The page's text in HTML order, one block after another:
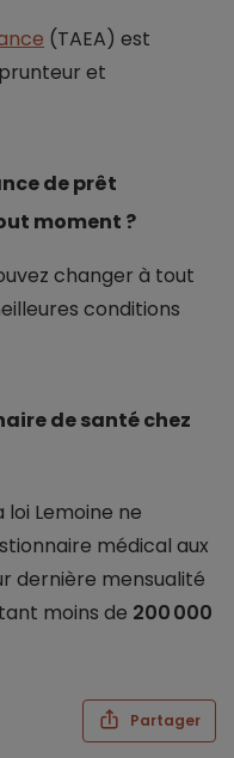
(TAEA) est
et
de prêt
moment ?
changer à tout
conditions
de santé chez
Lemoine ne
médical aux
dernière mensualité
moins de 200 000
Partager